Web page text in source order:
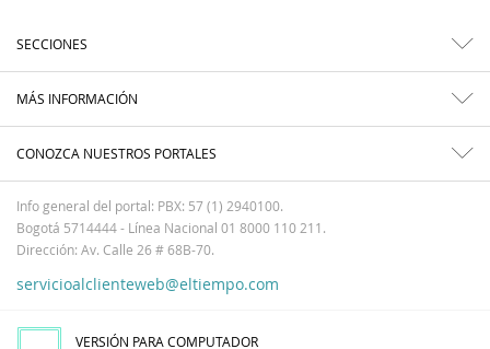
SECCIONES
MÁS INFORMACIÓN
CONOZCA NUESTROS PORTALES
Info general del portal: PBX: 57 (1) 2940100.
Bogotá 5714444 - Línea Nacional 01 8000 110 211.
Dirección: Av. Calle 26 # 68B-70.
servicioalclienteweb@eltiempo.com
VERSIÓN PARA COMPUTADOR